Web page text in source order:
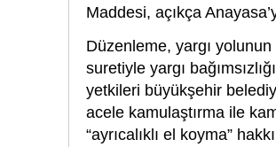
Maddesi, açıkça
Düzenleme, yargı
suretiyle yargı
yetkileri büyükşehir
acele kamulaştırma ile
“ayrıcalıklı el koyma”